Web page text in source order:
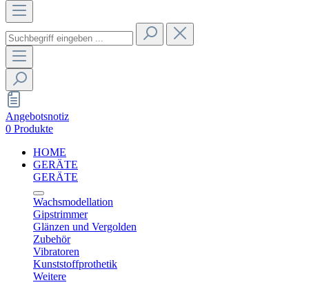
Angebotsnotiz
0 Produkte
HOME
GERÄTE
GERÄTE
Wachsmodellation
Gipstrimmer
Glänzen und Vergolden
Zubehör
Vibratoren
Kunststoffprothetik
Weitere